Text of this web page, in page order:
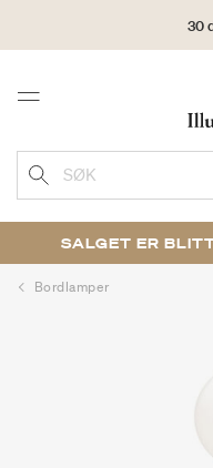
30
Menu
SØK
SALGET ER
Bordlamper